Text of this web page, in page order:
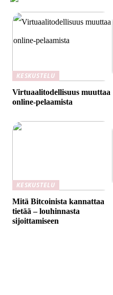
KESKUSTELU
Virtuaalitodellisuus muuttaa
online-pelaamista
KESKUSTELU
Mitä Bitcoinista kannattaa
tietää – louhinnasta
sijoittamiseen